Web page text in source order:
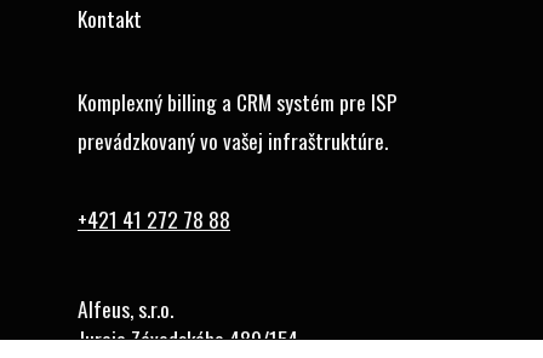
Kontakt
Komplexný billing a CRM systém pre ISP
prevádzkovaný vo vašej infraštruktúre.
+421 41 272 78 88
Alfeus, s.r.o.
Juraja Závodského 489/154